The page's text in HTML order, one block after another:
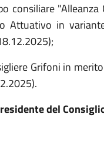
consiliare
Attuativo in
Grifoni in
del